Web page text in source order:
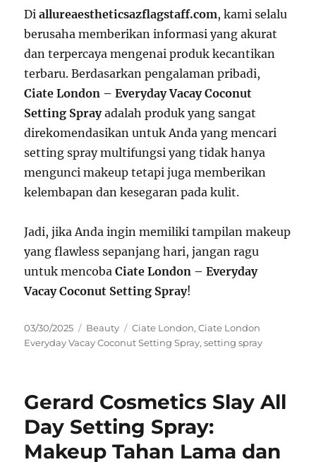
Diallureaestheticsazflagstaff.com, kami selalu
berusaha memberikan informasi yang akurat
dan terpercaya mengenai produk kecantikan
terbaru. Berdasarkan pengalaman pribadi,
Ciate London – Everyday Vacay Coconut
Setting Sprayadalah produk yang sangat
direkomendasikan untuk Anda yang mencari
setting spray multifungsi yang tidak hanya
mengunci makeup tetapi juga memberikan
kelembapan dan kesegaran pada kulit.
Jadi, jika Anda ingin memiliki tampilan makeup
yang flawless sepanjang hari, jangan ragu
untuk mencobaCiate London – Everyday
Vacay Coconut Setting Spray!
Posted
on
03/30/2025 Categories
Beauty Tags
Ciate London,Ciate London
Everyday Vacay Coconut Setting Spray,setting spray
Gerard Cosmetics Slay All
Day Setting Spray:
Makeup Tahan Lama dan